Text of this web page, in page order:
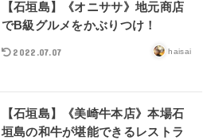
【石垣島】《オニササ》地元商店
でB級グルメをかぶりつけ！
2022.07.07 haisai
【石垣島】《美崎牛本店》本場石
垣島の和牛が堪能できるレストラ